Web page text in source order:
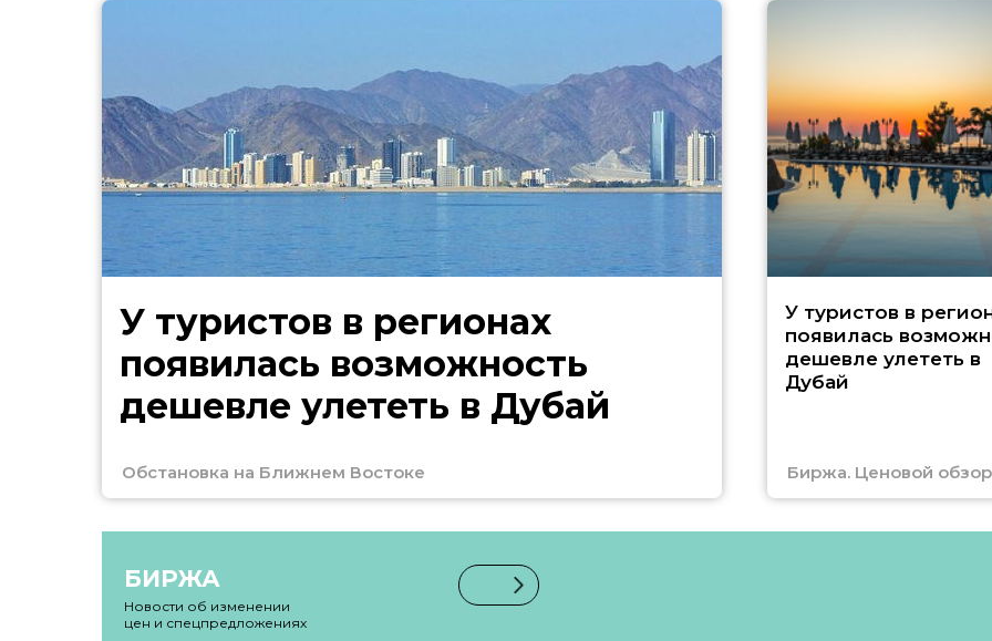
У туристов в регионах
появилась возможность
дешевле улететь в Дубай
Обстановка на Ближнем Востоке
У туристов в
появилась
дешевле улететь в
Дубай
Биржа. Ценовой обзор
БИРЖА
Новости об изменении
цен и спецпредложениях